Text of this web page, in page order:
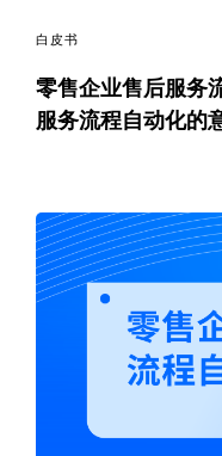
白皮书
零售企业售后服务
服务流程自动化的